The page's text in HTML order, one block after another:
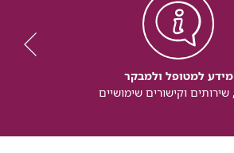
מידע למטופל ולמבקר
שירותים וקישורים שימושיים